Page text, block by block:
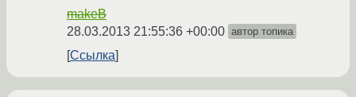
makeB
28.03.2013 21:55:36 +00:00 автор топика
Ссылка